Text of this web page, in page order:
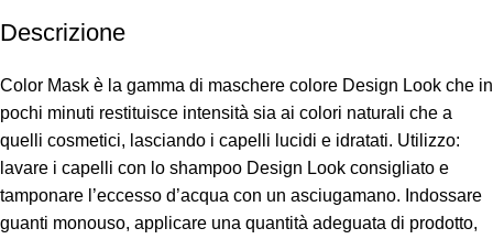
Descrizione
Color Mask è la gamma di maschere colore Design Look che in
pochi minuti restituisce intensità sia ai colori naturali che a
quelli cosmetici, lasciando i capelli lucidi e idratati. Utilizzo:
lavare i capelli con lo shampoo Design Look consigliato e
tamponare l’eccesso d’acqua con un asciugamano. Indossare
guanti monouso, applicare una quantità adeguata di prodotto,